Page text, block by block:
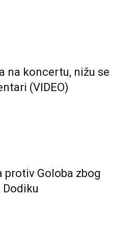
na koncertu, nižu se
(VIDEO)
protiv Goloba zbog
Dodiku